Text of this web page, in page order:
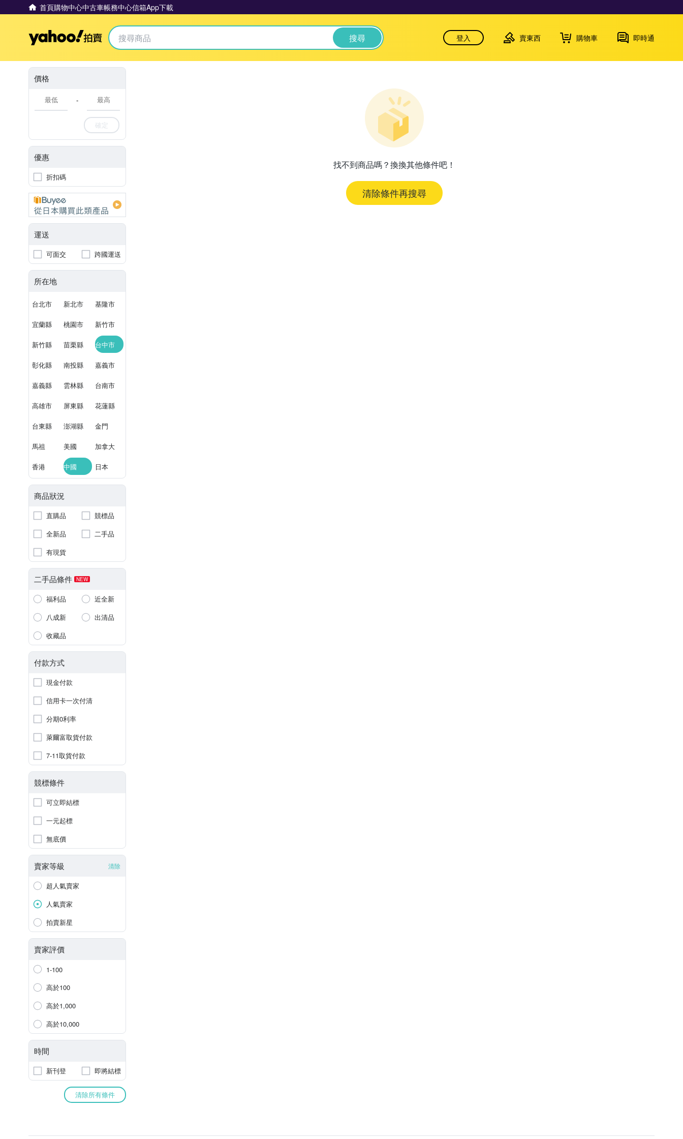
首頁購物中心中古車帳務中心信箱App下載
Yahoo拍賣 搜尋 登入 賣東西 購物車 即時通
價格
-
確定
優惠
折扣碼
運送
可面交 跨國運送
所在地
台北市 新北市 基隆市
宜蘭縣 桃園市 新竹市
新竹縣 苗栗縣 台中市
彰化縣 南投縣 嘉義市
嘉義縣 雲林縣 台南市
高雄市 屏東縣 花蓮縣
台東縣 澎湖縣 金門
馬祖 美國 加拿大
香港 中國 日本
商品狀況
直購品
競標品
全新品
二手品
有現貨
二手品條件 NEW
福利品
近全新
八成新
出清品
收藏品
付款方式
現金付款
信用卡一次付清
分期0利率
萊爾富取貨付款
7-11取貨付款
競標條件
可立即結標
一元起標
無底價
賣家等級 清除
超人氣賣家
人氣賣家
拍賣新星
賣家評價
1-100
高於100
高於1,000
高於10,000
時間
新刊登 即將結標
清除所有條件
找不到商品嗎？換換其他條件吧！
清除條件再搜尋